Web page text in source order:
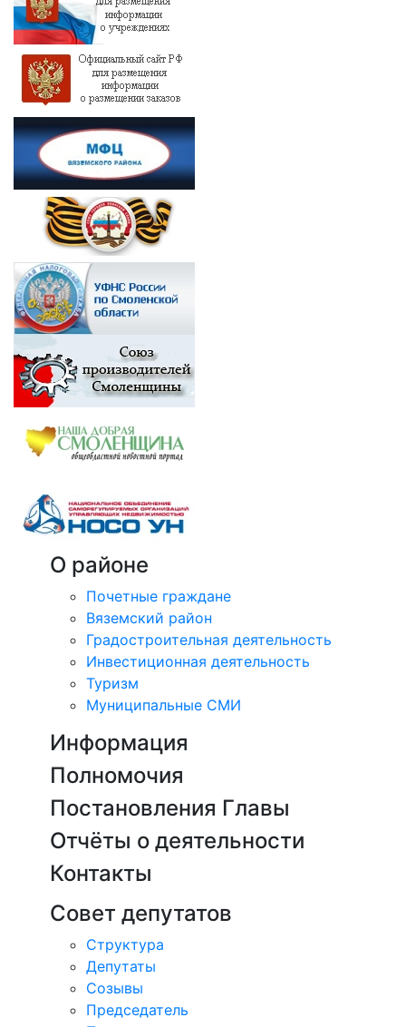
О районе
Почетные граждане
Вяземский район
Градостроительная деятельность
Инвестиционная деятельность
Туризм
Муниципальные СМИ
Информация
Полномочия
Постановления Главы
Отчёты о деятельности
Контакты
Совет депутатов
Структура
Депутаты
Созывы
Председатель